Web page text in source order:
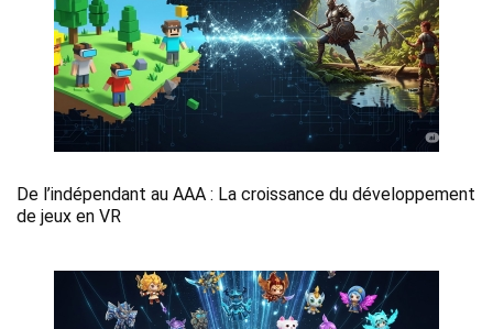
De l’indépendant au AAA : La croissance du développement
de jeux en VR